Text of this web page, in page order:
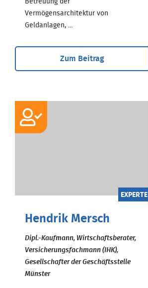
Betreuung der
Vermögensarchitektur von
Geldanlagen, ...
Zum Beitrag
EXPERTE
Hendrik Mersch
Dipl.-Kaufmann, Wirtschaftsberater,
Versicherungsfachmann (IHK),
Gesellschafter der Geschäftsstelle
Münster